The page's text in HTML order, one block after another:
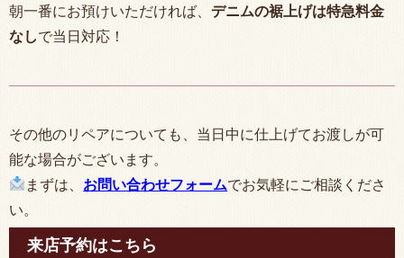
朝一番にお預けいただければ、 デニムの裾上げは特急料金
なしで当日対応！
その他のリペアについても、当日中に仕上げてお渡しが可
能な場合がございます。
まずは、 お問い合わせフォームでお気軽にご相談くださ
い。
来店予約はこちら